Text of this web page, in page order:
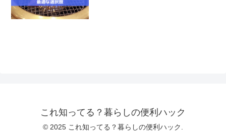
これ知ってる？暮らしの便利ハック
© 2025 これ知ってる？暮らしの便利ハック.